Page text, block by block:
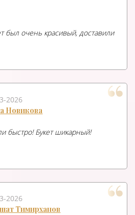
был очень красивый, доставили
2026
Новикова
быстро! Букет шикарный!
2026
Тимирханов